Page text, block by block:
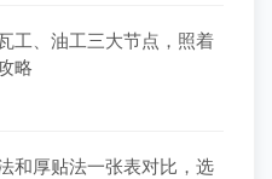
工、油工三大节点，照着
略
和厚贴法一张表对比，选